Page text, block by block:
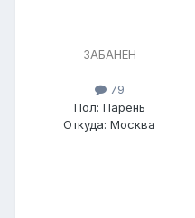
ЗАБАНЕН
79
Пол: Парень
Откуда: Москва